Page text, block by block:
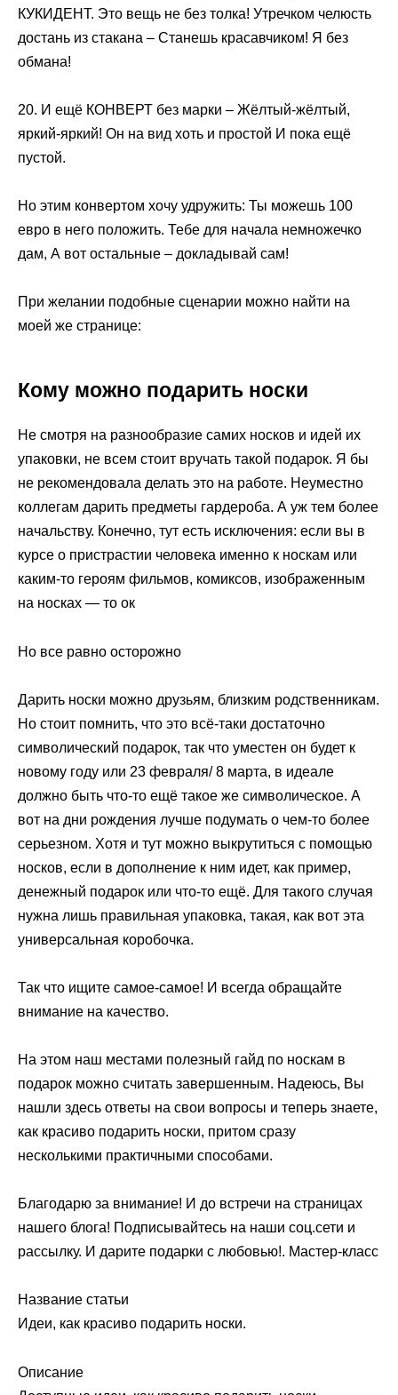
КУКИДЕНТ. Это вещь не без толка! Утречком челюсть
достань из стакана – Станешь красавчиком! Я без
обмана!
20. И ещё КОНВЕРТ без марки – Жёлтый-жёлтый,
яркий-яркий! Он на вид хоть и простой И пока ещё
пустой.
Но этим конвертом хочу удружить: Ты можешь 100
евро в него положить. Тебе для начала немножечко
дам, А вот остальные – докладывай сам!
При желании подобные сценарии можно найти на
моей же странице:
Кому можно подарить носки
Не смотря на разнообразие самих носков и идей их
упаковки, не всем стоит вручать такой подарок. Я бы
не рекомендовала делать это на работе. Неуместно
коллегам дарить предметы гардероба. А уж тем более
начальству. Конечно, тут есть исключения: если вы в
курсе о пристрастии человека именно к носкам или
каким-то героям фильмов, комиксов, изображенным
на носках — то ок
Но все равно осторожно
Дарить носки можно друзьям, близким родственникам.
Но стоит помнить, что это всё-таки достаточно
символический подарок, так что уместен он будет к
новому году или 23 февраля/ 8 марта, в идеале
должно быть что-то ещё такое же символическое. А
вот на дни рождения лучше подумать о чем-то более
серьезном. Хотя и тут можно выкрутиться с помощью
носков, если в дополнение к ним идет, как пример,
денежный подарок или что-то ещё. Для такого случая
нужна лишь правильная упаковка, такая, как вот эта
универсальная коробочка.
Так что ищите самое-самое! И всегда обращайте
внимание на качество.
На этом наш местами полезный гайд по носкам в
подарок можно считать завершенным. Надеюсь, Вы
нашли здесь ответы на свои вопросы и теперь знаете,
как красиво подарить носки, притом сразу
несколькими практичными способами.
Благодарю за внимание! И до встречи на страницах
нашего блога! Подписывайтесь на наши соц.сети и
рассылку. И дарите подарки с любовью!. Мастер-класс
Название статьи
Идеи, как красиво подарить носки.
Описание